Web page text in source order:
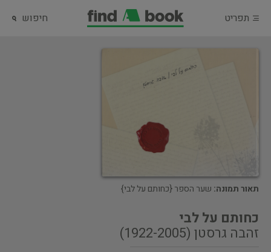
תפריט חיפוש
תאור תמונה: שער הספר {כחותם על לבי}
כחותם על לבי
זהבה גרסטן (1922-2005)